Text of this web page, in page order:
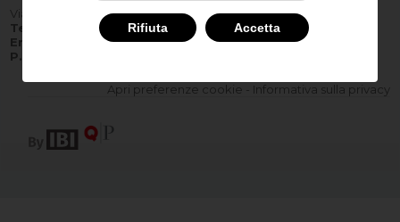
Via Della Vittoria 65 - 26823 Castiglione d'Adda (LO)
Tel:
0377900531
Email:
info@autopancotti.it
P.IVA IT
Apri preferenze cookie Informativa sulla privacy
Rifiuta Accetta